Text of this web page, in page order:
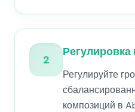
2
Регулировка
Регулируйте
композиций в